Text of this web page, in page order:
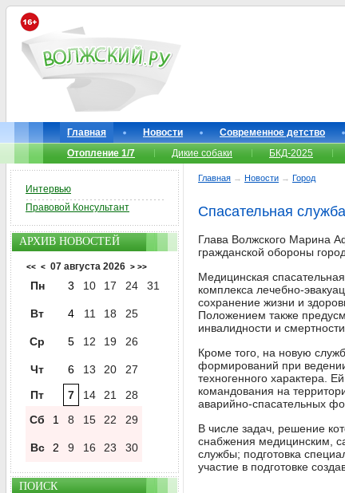
Главная Новости Современное детство
Отопление 1/7
Дикие собаки БКД-2025
Главная → Новости → Город
Спасательная
Глава Волжского Марина
гражданской обороны
Медицинская
комплекса лечебно-
сохранение жизни и
Положением также
инвалидности и
Кроме того, на новую
формирований при
техногенного характера.
командования на
аварийно-спасательных
В числе задач, решение
снабжения медицинским,
службы; подготовка
участие в подготовке
Интервью
Правовой Консультант
АРХИВ НОВОСТЕЙ
<< < 07 августа 2026 > >>
Пн 3 10 17 24 31
Вт 4 11 18 25
Ср 5 12 19 26
Чт 6 13 20
27
Пт
7 14 21
28
Сб
1 8 15 22 29
Вс 2 9 16 23 30
ПОИСК